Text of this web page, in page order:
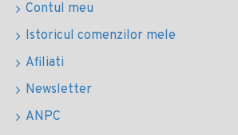
Contul meu
Istoricul comenzilor mele
Afiliati
Newsletter
ANPC